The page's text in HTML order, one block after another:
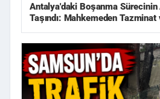
Antalya'daki Boşanma Sürecinin
Taşındı: Mahkemeden Tazminat